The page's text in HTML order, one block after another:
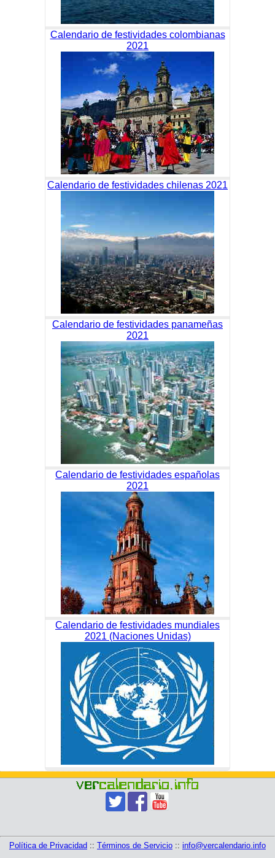
Calendario de festividades colombianas
2021
Calendario de festividades chilenas 2021
Calendario de festividades panameñas
2021
Calendario de festividades españolas
2021
Calendario de festividades mundiales
2021 (Naciones Unidas)
Política de Privacidad :: Términos de Servicio :: info@vercalendario.info